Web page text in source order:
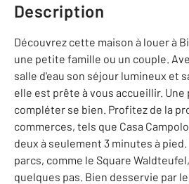
Description
Découvrez cette maison à louer à
une petite famille ou un couple.
salle d'eau son séjour lumineux et
elle est prête à vous accueillir.
compléter se bien. Profitez de la
commerces, tels que Casa
deux à seulement 3 minutes à
parcs, comme le Square
quelques pas. Bien desservie par